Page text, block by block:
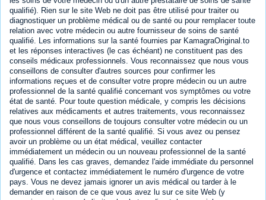
qualifié). Rien sur le site Web ne doit pas être utilisé pour traiter ou
diagnostiquer un problème médical ou de santé ou pour remplacer toute
relation avec votre médecin ou autre fournisseur de soins de santé
qualifié. Les informations sur la santé fournies par KamagraOriginal.to
et les réponses interactives (le cas échéant) ne constituent pas des
conseils médicaux professionnels. Vous reconnaissez que nous vous
conseillons de consulter d'autres sources pour confirmer les
informations reçues et de consulter votre propre médecin ou un autre
professionnel de la santé qualifié concernant vos symptômes ou votre
état de santé. Pour toute question médicale, y compris les décisions
relatives aux médicaments et autres traitements, vous reconnaissez
que nous vous conseillons de toujours consulter votre médecin ou un
professionnel différent de la santé qualifié. Si vous avez ou pensez
avoir un problème ou un état médical, veuillez contacter
immédiatement un médecin ou un nouveau professionnel de la santé
qualifié. Dans les cas graves, demandez l'aide immédiate du personnel
d'urgence et contactez immédiatement le numéro d'urgence de votre
pays. Vous ne devez jamais ignorer un avis médical ou tarder à le
demander en raison de ce que vous avez lu sur ce site Web (y